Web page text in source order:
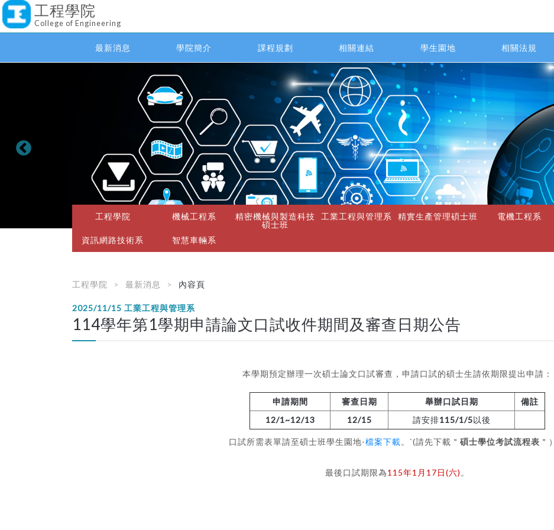
工程學院
College of Engineering
最新消息 學院簡介 課程規劃 相關連結 學生園地 相關法規
工程學院 機械工程系
精密機械與製造科技
碩士班
工業工程與管理系 精實生產管理碩士班 電機工程系
資訊網路技術系 智慧車輛系
工程學院 最新消息 內容頁
2025/11/15 工業工程與管理系
114學年第1學期申請論文口試收件期間及審查日期公告
本學期預定辦理一次碩士論文口試審查，申請口試的碩士生請依期限提出申請：
申請期間 審查日期 舉辦口試日期
備註
12/1~12/13
12/15 請安排115/1/5以後
口試所需表單請至碩士班學生園地-檔案下載。`(請先下載＂ 碩士學位考試流程表 ＂
最後口試期限為115年1月17日(六) 。